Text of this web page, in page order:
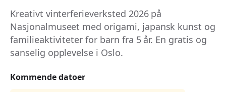
Kreativt vinterferieverksted 2026 på
Nasjonalmuseet med origami, japansk kunst og
familieaktiviteter for barn fra 5 år. En gratis og
sanselig opplevelse i Oslo.
Kommende datoer